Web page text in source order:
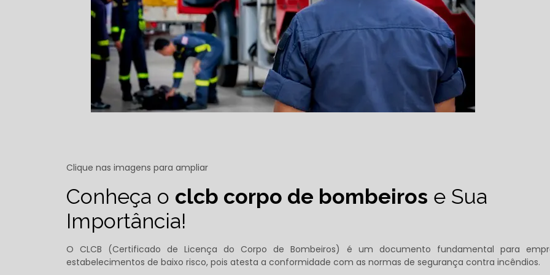
Clique nas imagens para ampliar
Conheça o clcb corpo de bombeiros e Sua
Importância!
O CLCB (Certificado de Licença do Corpo de Bombeiros) é um documento fundamental para
estabelecimentos de baixo risco, pois atesta a conformidade com as normas de segurança contra incêndios.